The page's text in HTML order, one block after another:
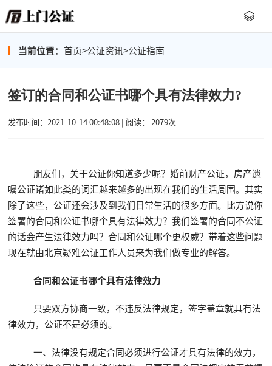
当前位置： 首页>公证资讯>公证指南
签订的合同和公证书哪个具有法律效力?
发布时间：2021-10-14 00:48:08 | 阅读： 2079次
朋友们，关于公证你知道多少呢？婚前财产公证，房产遗
嘱公证诸如此类的词汇越来越多的出现在我们的生活周围。其实
除了这些，公证还会涉及到我们日常生活的很多方面。比方说你
签署的合同和公证书哪个具有法律效力？我们签署的合同不公证
的话会产生法律效力吗？合同和公证哪个更权威？带着这些问题
现在就由北京疑难公证工作人员来为我们做专业的解答。
合同和公证书哪个具有法律效力
只要双方协商一致，不违反法律规定，签字盖章就具有法
律效力，公证不是必须的。
一、法律没有规定合同必须进行公证才具有法律的效力，